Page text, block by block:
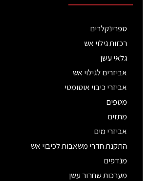
ספרינקלרים
רכזות גילוי אש
גלאי עשן
אביזרים לגילוי אש
אביזרי כיבוי אוטומטי
מטפים
מתזים
אביזרי מים
התקנת חדרי משאבות לכיבוי אש
מנדפים
מערכות שחרור עשן